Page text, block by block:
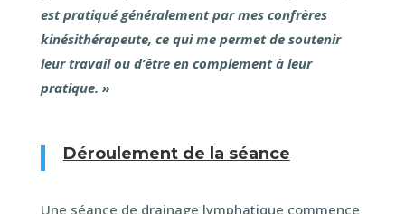
est pratiqué généralement par mes confrères
kinésithérapeute, ce qui me permet de soutenir
leur travail ou d’être en complement à leur
pratique. »
Déroulement de la séance
Une séance de drainage lymphatique commence